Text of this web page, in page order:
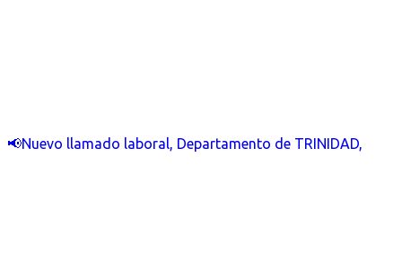
📢Nuevo llamado laboral, Departamento de TRINIDAD,